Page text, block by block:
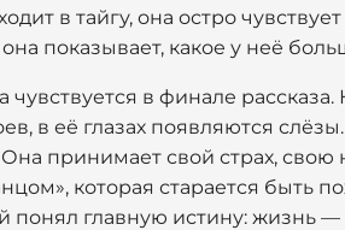
в тайгу, она остро
показывает, какое у неё
в финале рассказа.
в её глазах появляются
принимает свой страх, свою
которая старается быть
понял главную истину: жизнь —